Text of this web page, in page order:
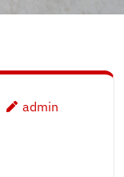
admin